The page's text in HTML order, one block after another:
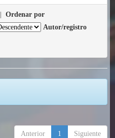
Ordenar por
Autor/registro
Anterior 1 Siguiente